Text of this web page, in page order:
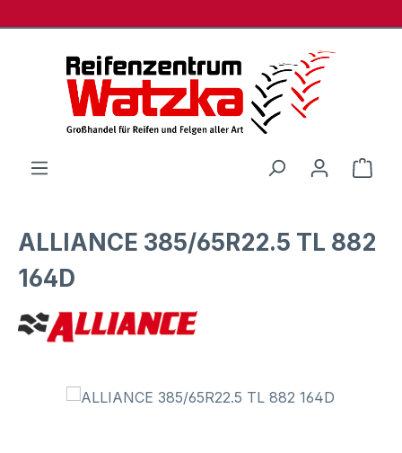
ALLIANCE 385/65R22.5 TL 882
164D
Bildergalerie überspringen